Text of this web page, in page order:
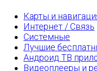
Карты и
Интернет / Связь
Системные
Лучшие
Андроид ТВ
Видеоплееры и